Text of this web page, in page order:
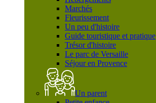
Marchés
Fleurissement
Un peu d'histoire
Guide touristique et pratique
Trésor d'histoire
Le parc de Versaille
Séjour en Provence
Un parent